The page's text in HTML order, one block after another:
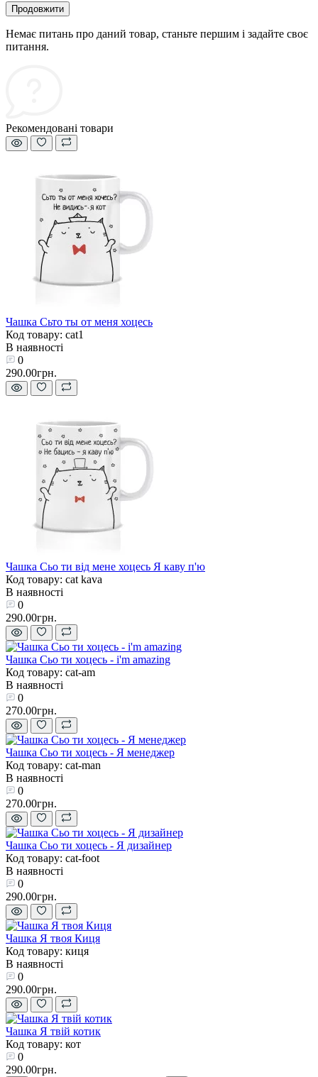
Продовжити
Немає питань про даний товар, станьте першим і задайте своє
питання.
Рекомендовані товари
Чашка Сьто ты от меня хоцесь
Код товару: cat1
В наявності
0
290.00грн.
Чашка Сьо ти від мене хоцесь Я каву п'ю
Код товару: cat kava
В наявності
0
290.00грн.
Чашка Сьо ти хоцесь - i'm amazing
Код товару: cat-am
В наявності
0
270.00грн.
Чашка Сьо ти хоцесь - Я менеджер
Код товару: cat-man
В наявності
0
270.00грн.
Чашка Сьо ти хоцесь - Я дизайнер
Код товару: cat-foot
В наявності
0
290.00грн.
Чашка Я твоя Киця
Код товару: киця
В наявності
0
290.00грн.
Чашка Я твій котик
Код товару: кот
0
290.00грн.